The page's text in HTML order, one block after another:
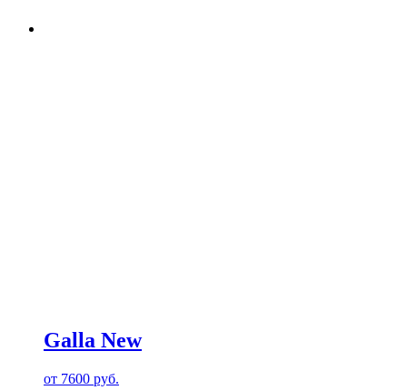
Galla New
от 7600 руб.